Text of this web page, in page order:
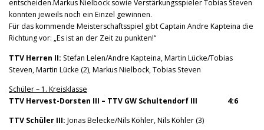
entscheiden.Markus Nielbock sowie Verstärkungsspieler Tobias Steven
konnten jeweils noch ein Einzel gewinnen.
Für das kommende Meisterschaftsspiel gibt Captain Andre Kapteina die
Richtung vor: „Es ist an der Zeit zu punkten!“
TTV Herren II: Stefan Lelen/Andre Kapteina, Martin Lücke/Tobias
Steven, Martin Lücke (2), Markus Nielbock, Tobias Steven
Schüler – 1. Kreisklasse
TTV Hervest-Dorsten III – TTV GW Schultendorf III 4:6
TTV Schüler III: Jonas Belecke/Nils Köhler, Nils Köhler (3)